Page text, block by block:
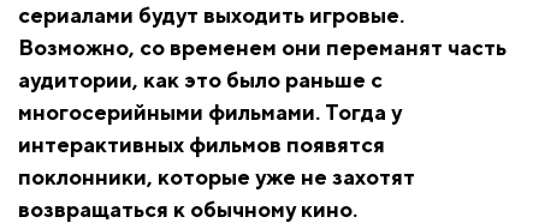
сериалами будут выходить игровые.
Возможно, со временем они переманят часть
аудитории, как это было раньше с
многосерийными фильмами. Тогда у
интерактивных фильмов появятся
поклонники, которые уже не захотят
возвращаться к обычному кино.